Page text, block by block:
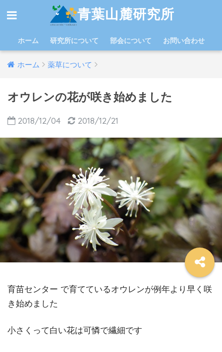
青葉山麓研究所
ホーム 研究所について 部会について お問い合わせ
ホーム 薬草について
オウレンの花が咲き始めました
2018/12/04 2018/12/21
育苗センター で育てているオウレンが例年より早く咲
き始めました
小さくって白い花は可憐で繊細です